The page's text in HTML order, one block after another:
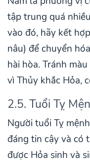
tập trung quá
vào đó, hãy kết
nâu) để chuyển
hài hòa. Tránh
vì Thủy khắc Hỏa,
2.5. Tuổi Tỵ
Người tuổi Tỵ
đáng tin cậy và có
được Hỏa sinh và